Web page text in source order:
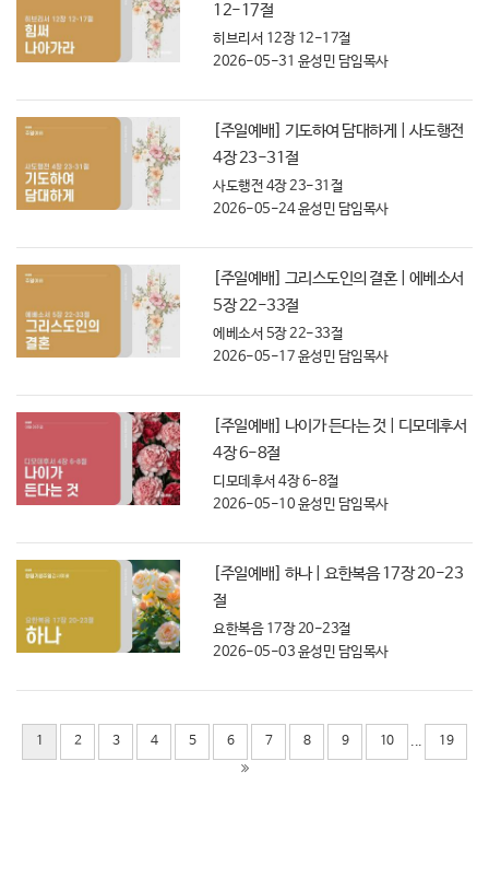
12-17절
히브리서 12장 12-17절
2026-05-31 윤성민 담임목사
[주일예배] 기도하여 담대하게 | 사도행전
4장 23-31절
사도행전 4장 23-31절
2026-05-24 윤성민 담임목사
[주일예배] 그리스도인의 결혼 | 에베소서
5장 22-33절
에베소서 5장 22-33절
2026-05-17 윤성민 담임목사
[주일예배] 나이가 든다는 것 | 디모데후서
4장 6-8절
디모데후서 4장 6-8절
2026-05-10 윤성민 담임목사
[주일예배] 하나 | 요한복음 17장 20-23
절
요한복음 17장 20-23절
2026-05-03 윤성민 담임목사
1 2 3 4 5 6 7 8 9 10 ... 19